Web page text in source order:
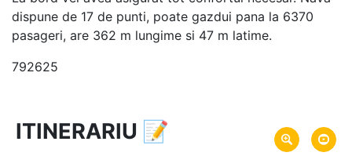
dispune de 17 de punti, poate gazdui pana la 6370
pasageri, are 362 m lungime si 47 m latime.
792625
5 zile vacanta de croaziera in
link oferta
ITINERARIU 📝